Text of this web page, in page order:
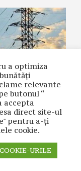
Apelul
| REALIZAT ÎN
a optimiza
relevante
butonul “
accepta
direct site-ul
pentru a-ţi
cookie.
URILE